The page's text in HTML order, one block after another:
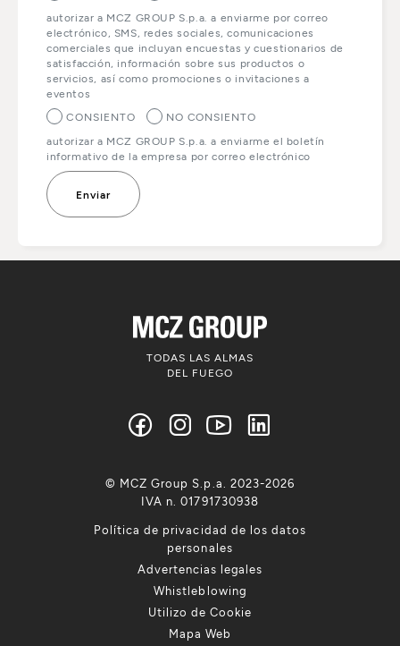
autorizar a MCZ GROUP S.p.a. a enviarme por correo
electrónico, SMS, redes sociales, comunicaciones
comerciales que incluyan encuestas y cuestionarios de
satisfacción, información sobre sus productos o
servicios, así como promociones o invitaciones a
eventos
CONSIENTO
NO CONSIENTO
autorizar a MCZ GROUP S.p.a. a enviarme el boletín
informativo de la empresa por correo electrónico
TODAS LAS ALMAS
DEL FUEGO
Política de privacidad de los datos
personales
Advertencias legales
Whistleblowing
Utilizo de Cookie
Mapa Web
© MCZ Group S.p.a. 2023-2026
IVA n. 01791730938